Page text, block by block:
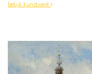
bekijk kunstwerk